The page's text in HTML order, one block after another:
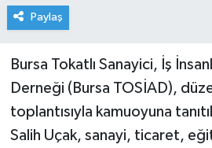
Paylaş
Bursa Tokatlı Sanayici, İş
Derneği (Bursa TOSİAD),
toplantısıyla kamuoyuna
Salih Uçak, sanayi, ticaret,